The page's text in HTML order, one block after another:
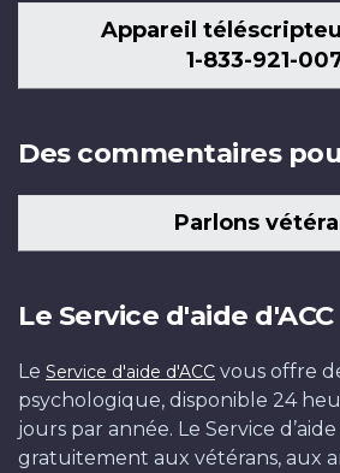
Appareil
1-833-921-
Des commentaires
Parlons
Le Service d'aide d'ACC
Le Service d'aide d'ACC vous offre
psychologique, disponible 24
jours par année. Le Service d’aide
gratuitement aux vétérans, aux